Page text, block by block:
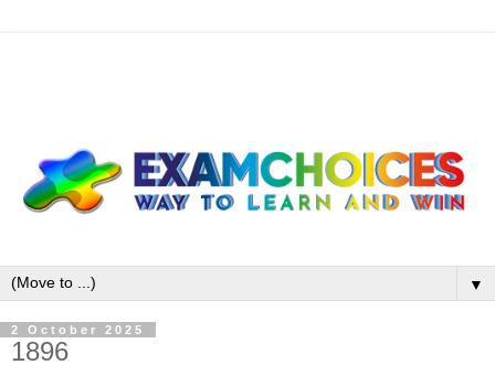
▼
2 October 2025
1896